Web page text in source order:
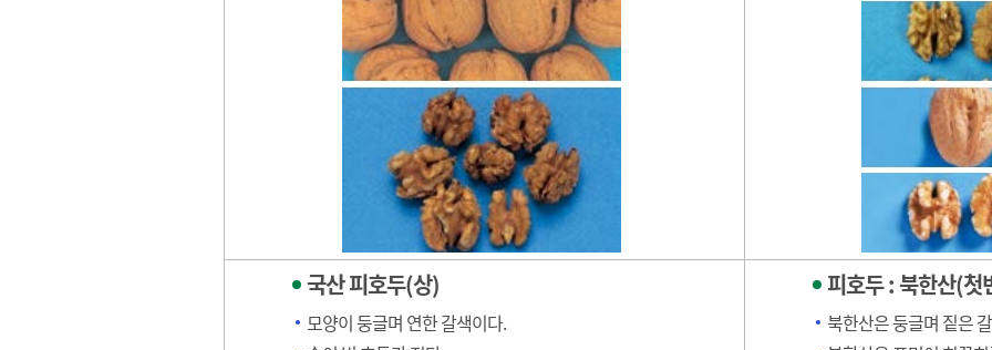
국산 피호두(상)
모양이 둥글며 연한 갈색이다.
피호두 : 북한산(
북한산은 둥글며 짙은